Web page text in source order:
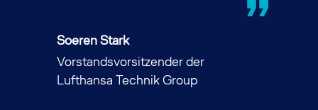
Soeren Stark
Vorstandsvorsitzender der
Lufthansa Technik Group